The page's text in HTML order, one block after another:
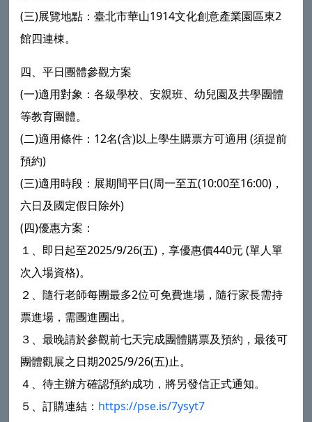
(三)展覽地點：臺北市華山1914文化創意產業園區東2
館四連棟。
四、平日團體參觀方案
(一)適用對象：各級學校、安親班、幼兒園及共學團體
等教育團體。
(二)適用條件：12名(含)以上學生購票方可適用 (須提前
預約)
(三)適用時段：展期間平日(周一至五(10:00至16:00)，
六日及國定假日除外)
(四)優惠方案：
１、即日起至2025/9/26(五)，享優惠價440元 (單人單
次入場資格)。
２、隨行老師每團最多2位可免費進場，隨行家長需持
票進場，需團進團出。
３、最晚請於參觀前七天完成團體購票及預約，最後可
團體觀展之日期2025/9/26(五)止。
４、待主辦方確認預約成功，將另發信正式通知。
５、訂購連結： https://pse.is/7ysyt7